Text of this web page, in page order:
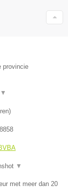
provincie
▼
)
▼
met meer dan 20